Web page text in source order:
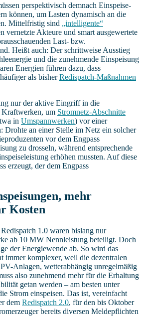
perspektivisch demnach Einspeise-
können, um Lasten dynamisch an die
Mittelfristig sind „intelligente“
vernetzte Akteure und smart ausgewertete
Last- bzw.
Heißt auch: Der schrittweise Ausstieg
und die zunehmende Einspeisung
Energien führen dazu, dass
als bisherRedispatch-Maßnahmen
nur der aktive Eingriff in die
Kraftwerken, um Stromnetz-Abschnitte
in Umspannwerken) vor einer
Drohte an einer Stelle im Netz ein solcher
vor dem Engpass
zu drosseln, während entsprechende
erhöhen mussten. Auf diese
erzeugt, der dem Engpass
mehr
Kosten
1.0 waren bislang nur
ab 10 MW Nennleistung beteiligt. Doch
der Energiewende ab. So wird das
immer komplexer, weil die dezentralen
Anlagen, wetterabhängig unregelmäßig
also zunehmend mehr für die Erhaltung
getan werden – am besten unter
Strom einspeisen. Das ist, vereinfacht
dem Redispatch 2.0, für den bis Oktober
bereits diversen Meldepflichten